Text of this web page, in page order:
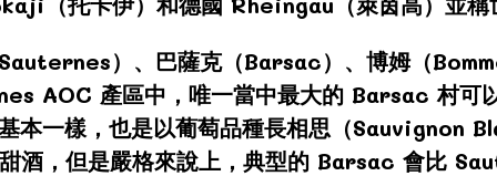
）、巴薩克（Barsac）、博姆（
AOC 產區中，唯一當中最大的 Barsac 村可
本一樣，也是以葡萄品種長相思（Sauvignon
酒，但是嚴格來說上，典型的 Barsac 會比